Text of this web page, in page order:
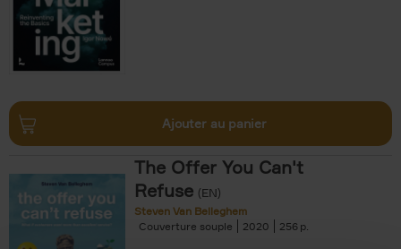
Ajouter au panier
The Offer You Can't
Refuse (EN)
Steven Van Belleghem
Couverture souple
2020 256